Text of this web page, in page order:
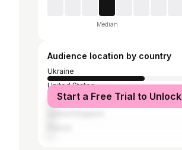
Median
Audience location by country
Ukraine
United States
ItalyStart a Free Trial to Unlock